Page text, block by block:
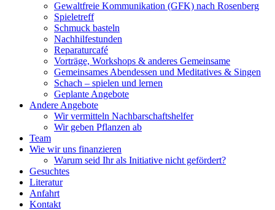
Gewaltfreie Kommunikation (GFK) nach Rosenberg
Spieletreff
Schmuck basteln
Nachhilfestunden
Reparaturcafé
Vorträge, Workshops & anderes Gemeinsame
Gemeinsames Abendessen und Meditatives & Singen
Schach – spielen und lernen
Geplante Angebote
Andere Angebote
Wir vermitteln Nachbarschaftshelfer
Wir geben Pflanzen ab
Team
Wie wir uns finanzieren
Warum seid Ihr als Initiative nicht gefördert?
Gesuchtes
Literatur
Anfahrt
Kontakt